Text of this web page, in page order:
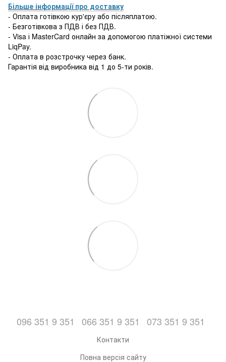
Більше інформації про доставку
- Оплата готівкою кур'єру або післяплатою.
- Безготівкова з ПДВ і без ПДВ.
- Visa і MasterCard онлайн за допомогою платіжної системи
LiqPay.
- Оплата в розстрочку через банк.
Гарантія від виробника від 1 до 5-ти років.
096 351 9 351 066 351 9 351 073 351 9 351
Контакти
Повна версія сайту